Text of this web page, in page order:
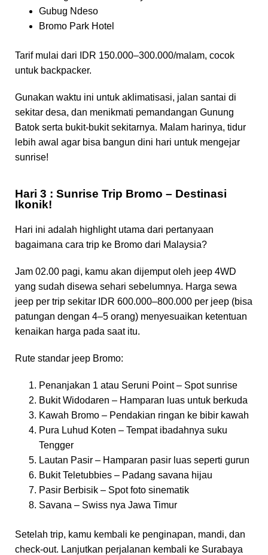
Gubug Ndeso
Bromo Park Hotel
Tarif mulai dari IDR 150.000–300.000/malam, cocok
untuk backpacker.
Gunakan waktu ini untuk aklimatisasi, jalan santai di
sekitar desa, dan menikmati pemandangan Gunung
Batok serta bukit-bukit sekitarnya. Malam harinya, tidur
lebih awal agar bisa bangun dini hari untuk mengejar
sunrise!
Hari 3 : Sunrise Trip Bromo – Destinasi
Ikonik!
Hari ini adalah highlight utama dari pertanyaan
bagaimana cara trip ke Bromo dari Malaysia?
Jam 02.00 pagi, kamu akan dijemput oleh jeep 4WD
yang sudah disewa sehari sebelumnya. Harga sewa
jeep per trip sekitar IDR 600.000–800.000 per jeep (bisa
patungan dengan 4–5 orang) menyesuaikan ketentuan
kenaikan harga pada saat itu.
Rute standar jeep Bromo:
Penanjakan 1 atau Seruni Point – Spot sunrise
Bukit Widodaren – Hamparan luas untuk berkuda
Kawah Bromo – Pendakian ringan ke bibir kawah
Pura Luhud Koten – Tempat ibadahnya suku
Tengger
Lautan Pasir – Hamparan pasir luas seperti gurun
Bukit Teletubbies – Padang savana hijau
Pasir Berbisik – Spot foto sinematik
Savana – Swiss nya Jawa Timur
Setelah trip, kamu kembali ke penginapan, mandi, dan
check-out. Lanjutkan perjalanan kembali ke Surabaya